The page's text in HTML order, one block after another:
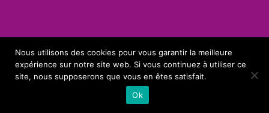
Nous utilisons des cookies pour vous garantir la meilleure
expérience sur notre site web. Si vous continuez à utiliser ce
site, nous supposerons que vous en êtes satisfait.
Ok